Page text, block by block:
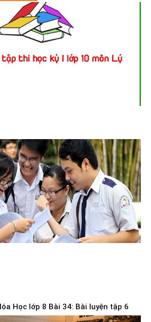
Học lớp 8 Bài 34: Bài luyện tập 6